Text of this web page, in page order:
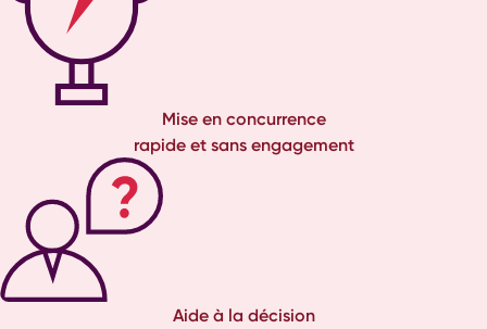
Mise en concurrence
rapide et sans engagement
Aide à la décision